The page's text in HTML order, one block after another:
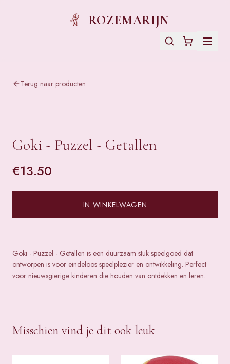
ROZEMARIJN
Terug naar producten
Goki - Puzzel - Getallen
€13.50
IN WINKELWAGEN
Goki - Puzzel - Getallen is een duurzaam stuk speelgoed dat
ontworpen is voor eindeloos speelplezier en ontwikkeling. Perfect
voor nieuwsgierige kinderen die houden van ontdekken en leren.
Misschien vind je dit ook leuk